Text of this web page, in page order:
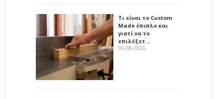
Τι είναι το Custom
Made έπιπλο και
γιατί να το
επιλέξετ…
06-08-2026